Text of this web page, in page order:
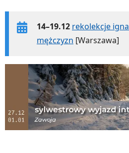
14–19.12 rekolekcje
mężczyzn [Warszawa]